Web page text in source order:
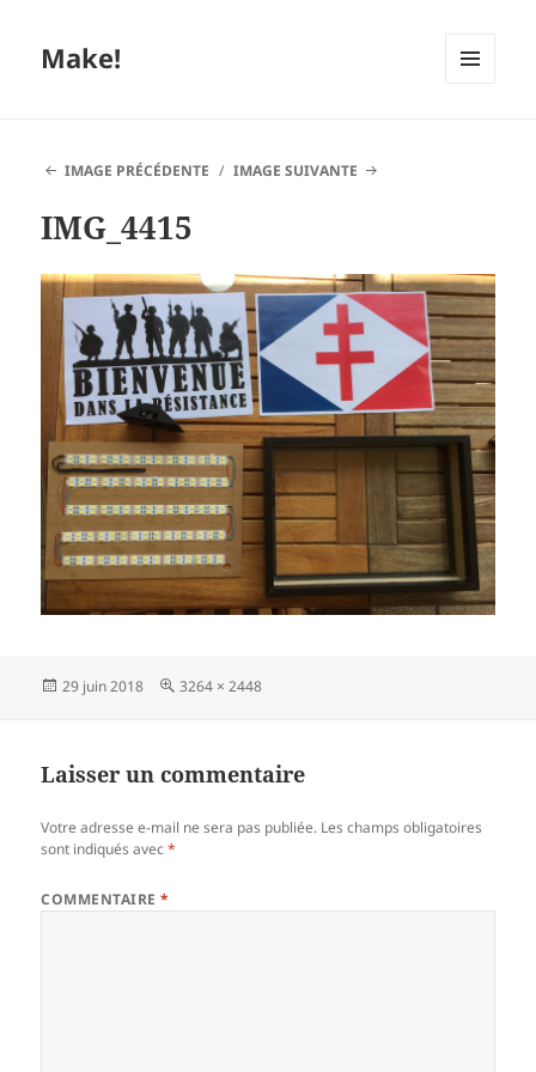
Make!
IMAGE PRÉCÉDENTE
IMAGE SUIVANTE
IMG_4415
Publié
29 juin 2018
Taille
3264 × 2448
Laisser un commentaire
Votre adresse e-mail ne sera pas publiée. Les champs obligatoires
sont indiqués avec*
COMMENTAIRE*